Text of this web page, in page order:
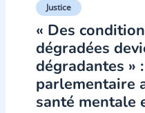
Justice
« Des
dégradées
dégradantes »
parlementaire
santé mentale